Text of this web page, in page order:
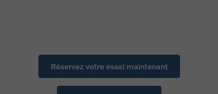
Réservez votre essai maintenant